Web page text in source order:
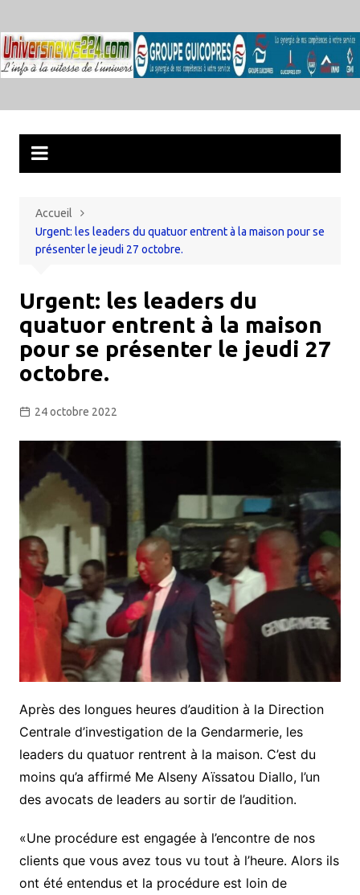
au
contenu
Accueil
Urgent: les leaders du quatuor entrent à la maison pour se
présenter le jeudi 27 octobre.
Urgent: les leaders du
quatuor entrent à la maison
pour se présenter le jeudi 27
octobre.
24 octobre 2022
Après des longues heures d’audition à la Direction
Centrale d’investigation de la Gendarmerie, les
leaders du quatuor rentrent à la maison. C’est du
moins qu’a affirmé Me Alseny Aïssatou Diallo, l’un
des avocats de leaders au sortir de l’audition.
«Une procédure est engagée à l’encontre de nos
clients que vous avez tous vu tout à l’heure. Alors ils
ont été entendus et la procédure est loin de